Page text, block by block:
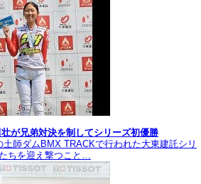
が兄弟対決を制してシリーズ初優勝
師ダムBMX TRACKで行われた大東建託シリ
ちを迎え撃つこと…